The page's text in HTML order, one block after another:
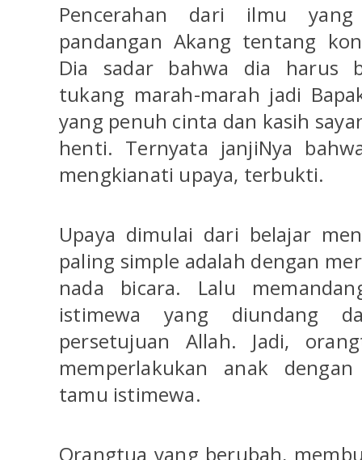
Pencerahan dari ilmu
pandangan Akang tentang
Dia sadar bahwa dia harus
tukang marah-marah jadi
yang penuh cinta dan kasih
henti. Ternyata janjiNya
mengkianati upaya, terbukti.
Upaya dimulai dari belajar
paling simple adalah dengan
nada bicara. Lalu
istimewa yang diundang
persetujuan Allah. Jadi,
memperlakukan anak
tamu istimewa.
Orangtua yang berubah,